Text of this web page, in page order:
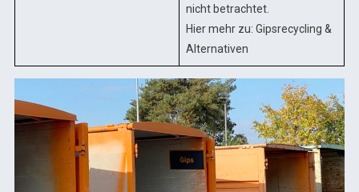
nicht betrachtet.
Hier mehr zu: Gipsrecycling &
Alternativen